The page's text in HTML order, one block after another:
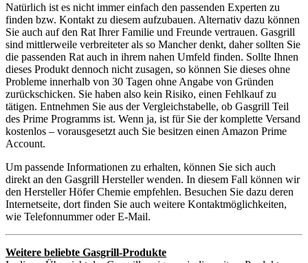
Natürlich ist es nicht immer einfach den passenden Experten zu
finden bzw. Kontakt zu diesem aufzubauen. Alternativ dazu können
Sie auch auf den Rat Ihrer Familie und Freunde vertrauen. Gasgrill
sind mittlerweile verbreiteter als so Mancher denkt, daher sollten Sie
die passenden Rat auch in ihrem nahen Umfeld finden. Sollte Ihnen
dieses Produkt dennoch nicht zusagen, so können Sie dieses ohne
Probleme innerhalb von 30 Tagen ohne Angabe von Gründen
zurückschicken. Sie haben also kein Risiko, einen Fehlkauf zu
tätigen. Entnehmen Sie aus der Vergleichstabelle, ob Gasgrill Teil
des Prime Programms ist. Wenn ja, ist für Sie der komplette Versand
kostenlos – vorausgesetzt auch Sie besitzen einen Amazon Prime
Account.
Um passende Informationen zu erhalten, können Sie sich auch
direkt an den Gasgrill Hersteller wenden. In diesem Fall können wir
den Hersteller Höfer Chemie empfehlen. Besuchen Sie dazu deren
Internetseite, dort finden Sie auch weitere Kontaktmöglichkeiten,
wie Telefonnummer oder E-Mail.
Weitere beliebte Gasgrill-Produkte